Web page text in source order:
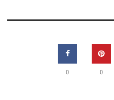
0 0